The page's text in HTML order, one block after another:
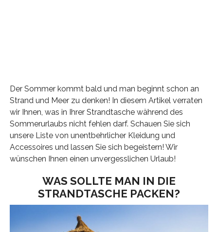
Der Sommer kommt bald und man beginnt schon an
Strand und Meer zu denken! In diesem Artikel verraten
wir Ihnen, was in Ihrer Strandtasche während des
Sommerurlaubs nicht fehlen darf. Schauen Sie sich
unsere Liste von unentbehrlicher Kleidung und
Accessoires und lassen Sie sich begeistern! Wir
wünschen Ihnen einen unvergesslichen Urlaub!
WAS SOLLTE MAN IN DIE
STRANDTASCHE PACKEN?